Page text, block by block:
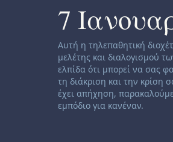
7
Channeling disclaimer:
Αυτή η τηλεπαθητική
μελέτης και διαλογισμού
ελπίδα ότι μπορεί να σας
τη διάκριση και την κρίση
έχει απήχηση,
εμπόδιο για κανέναν.